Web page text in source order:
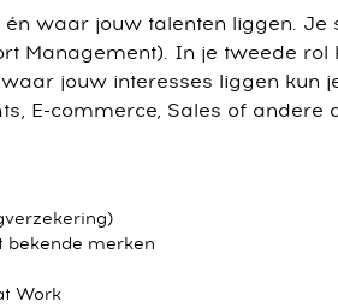
waar jouw talenten liggen. Je
Management). In je tweede rol
jouw interesses liggen kun
E-commerce, Sales of andere
merken
Work